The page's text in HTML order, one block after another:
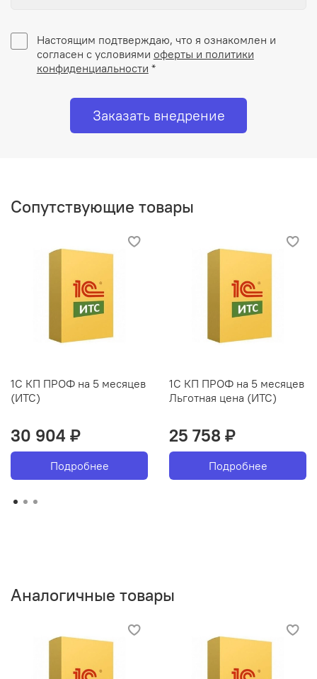
Настоящим подтверждаю, что я ознакомлен и
согласен с условиями оферты и политики
конфиденциальности *
Заказать внедрение
Сопутствующие товары
1С КП ПРОФ на 5 месяцев
(ИТС)
30 904 ₽
Подробнее
1С КП ПРОФ на 5 месяцев
Льготная цена (ИТС)
25 758 ₽
Подробнее
Аналогичные товары